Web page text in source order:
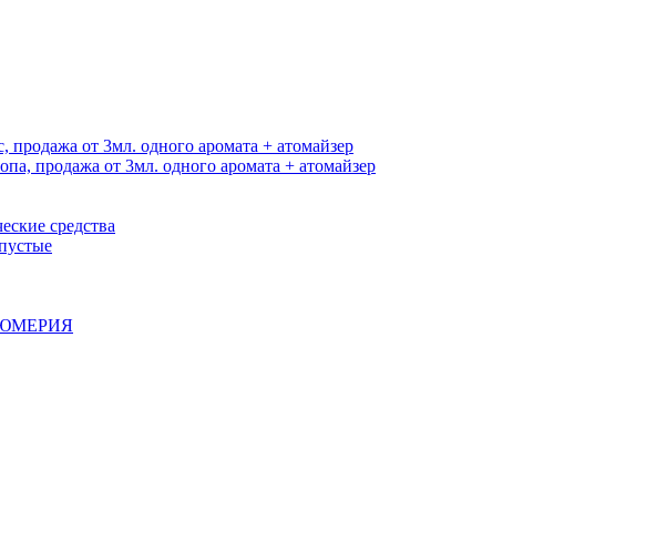
продажа от 3мл. одного аромата + атомайзер
продажа от 3мл. одного аромата + атомайзер
средства